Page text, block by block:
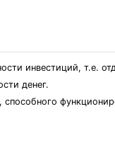
инвестиций, т.е.
денег.